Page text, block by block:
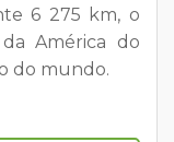
6 275 km, o
América do
do mundo.